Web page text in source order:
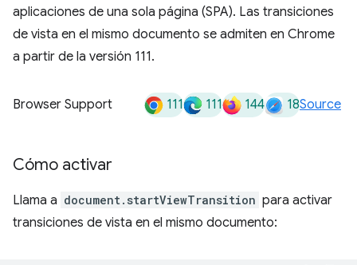
aplicaciones de una sola página (SPA). Las transiciones
de vista en el mismo documento se admiten en Chrome
a partir de la versión 111.
Browser Support 111 111 144 18Source
Cómo activar
Llama a document.startViewTransition para activar
transiciones de vista en el mismo documento: